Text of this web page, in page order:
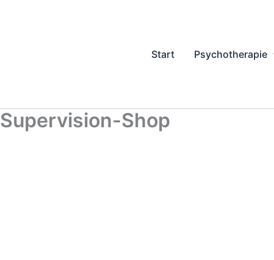
Start
Psychotherapie
Supervision-Shop